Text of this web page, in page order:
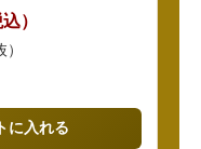
）
に入れる